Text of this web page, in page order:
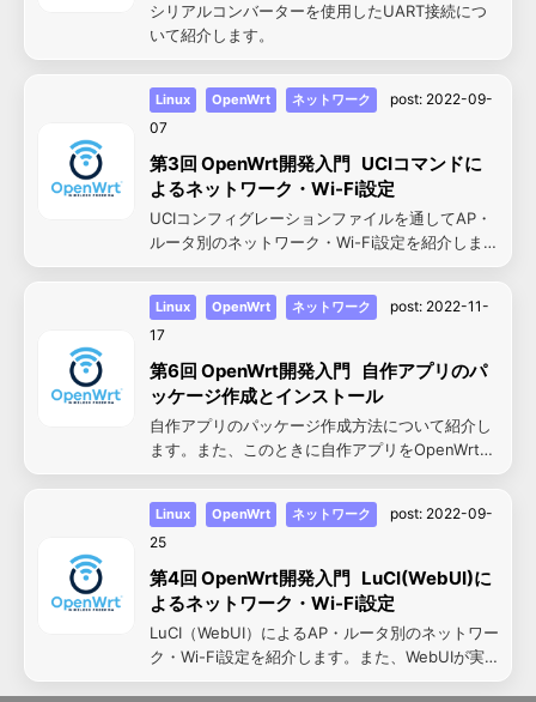
シリアルコンバーターを使用したUART接続につ
いて紹介します。
Linux OpenWrt ネットワーク post: 2022-09-
07
第3回 OpenWrt開発入門 UCIコマンドに
よるネットワーク・Wi-Fi設定
UCIコンフィグレーションファイルを通してAP・
ルータ別のネットワーク・Wi-Fi設定を紹介しま
す。
Linux OpenWrt ネットワーク post: 2022-11-
17
第6回 OpenWrt開発入門 自作アプリのパ
ッケージ作成とインストール
自作アプリのパッケージ作成方法について紹介し
ます。また、このときに自作アプリをOpenWrt専
用アプリケーションとして構成する方法について
Linux OpenWrt ネットワーク post: 2022-09-
25
第4回 OpenWrt開発入門 LuCI(WebUI)に
よるネットワーク・Wi-Fi設定
LuCI（WebUI）によるAP・ルータ別のネットワー
ク・Wi-Fi設定を紹介します。また、WebUIが実
現するサービスの抽象化を解説します。